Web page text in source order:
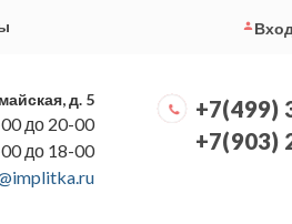
д. 5
до 20-00
до 18-00
+7(499)
+7(903)